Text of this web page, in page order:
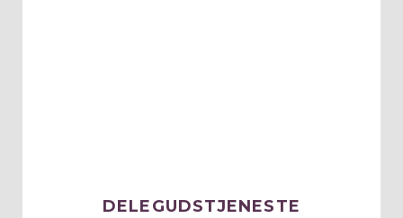
DELEGUDSTJENESTE